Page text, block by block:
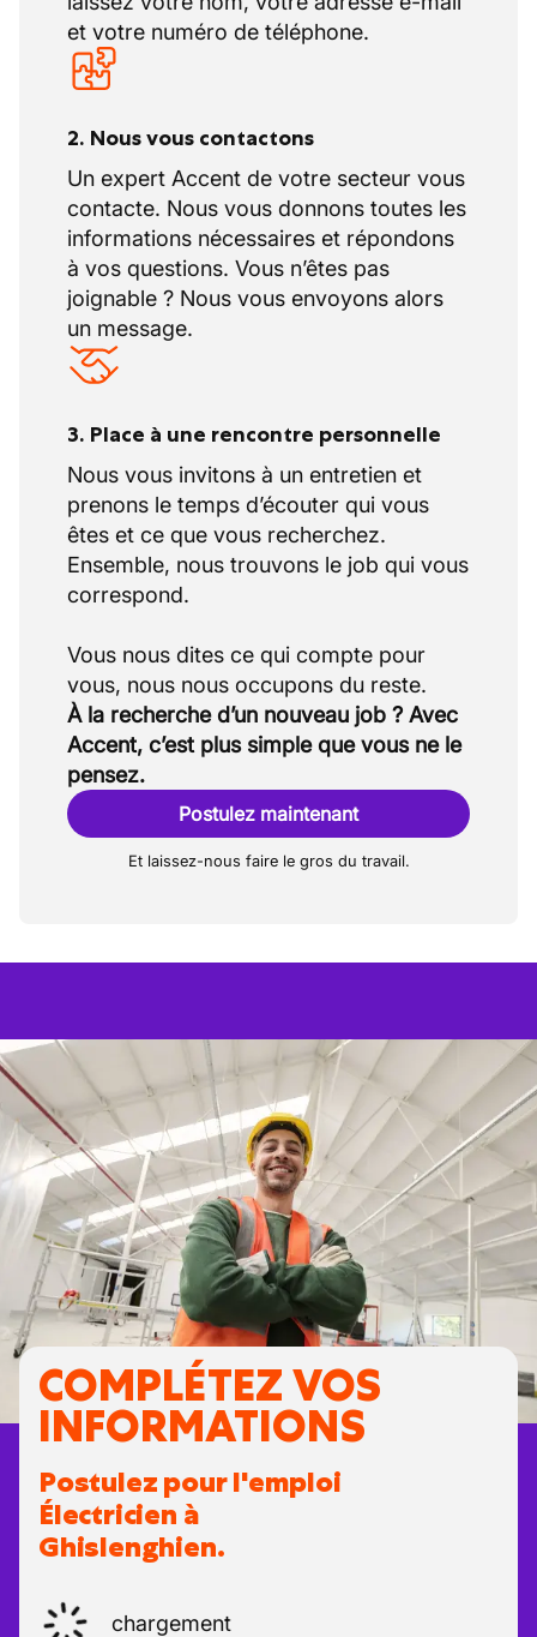
et votre numéro de téléphone.
2. Nous vous contactons
Un expert Accent de votre secteur vous
contacte. Nous vous donnons toutes les
informations nécessaires et répondons
à vos questions. Vous n’êtes pas
joignable ? Nous vous envoyons alors
un message.
3. Place à une rencontre personnelle
Nous vous invitons à un entretien et
prenons le temps d’écouter qui vous
êtes et ce que vous recherchez.
Ensemble, nous trouvons le job qui vous
correspond.
Vous nous dites ce qui compte pour
À la recherche d’un nouveau job ? Avec
Accent, c’est plus simple que vous ne le
pensez.
Postulez maintenant
Et laissez-nous faire le gros du travail.
COMPLÉTEZ VOS
INFORMATIONS
Postulez pour l'emploi
Électricien à
Ghislenghien.
chargement